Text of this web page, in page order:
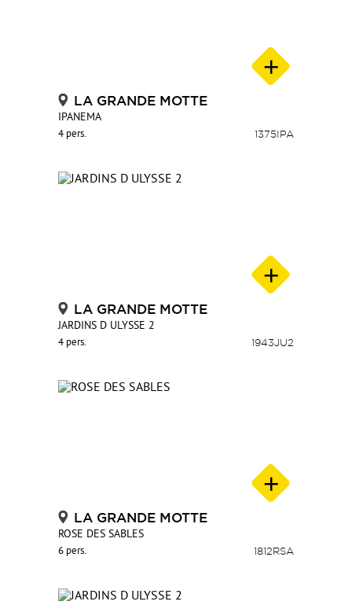
LA GRANDE MOTTE
IPANEMA
4 pers. 1375IPA
LA GRANDE MOTTE
JARDINS D ULYSSE 2
4 pers. 1943JU2
LA GRANDE MOTTE
ROSE DES SABLES
6 pers. 1812RSA